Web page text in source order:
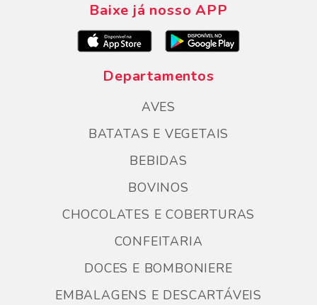
Baixe já nosso APP
Departamentos
AVES
BATATAS E VEGETAIS
BEBIDAS
BOVINOS
CHOCOLATES E COBERTURAS
CONFEITARIA
DOCES E BOMBONIERE
EMBALAGENS E DESCARTÁVEIS